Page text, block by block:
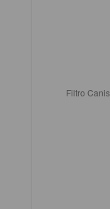
Filtro